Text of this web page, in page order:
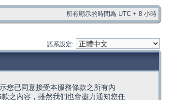
所有顯示的時間為 UTC + 8 小時
語系設定:
您已同意接受本服務條款之所有內
之內容，雖然我們也會盡力通知您任